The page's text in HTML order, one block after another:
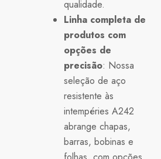
qualidade.
Linha completa de
produtos com
opções de
precisão: Nossa
seleção de aço
resistente às
intempéries A242
abrange chapas,
barras, bobinas e